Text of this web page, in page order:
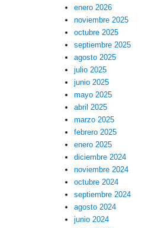
enero 2026
noviembre 2025
octubre 2025
septiembre 2025
agosto 2025
julio 2025
junio 2025
mayo 2025
abril 2025
marzo 2025
febrero 2025
enero 2025
diciembre 2024
noviembre 2024
octubre 2024
septiembre 2024
agosto 2024
junio 2024